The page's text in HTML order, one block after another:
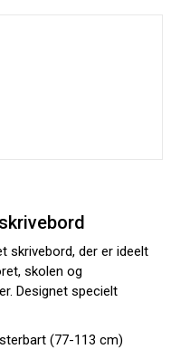
skrivebord, der er ideelt
skolen og
Designet specielt
(77-113 cm)